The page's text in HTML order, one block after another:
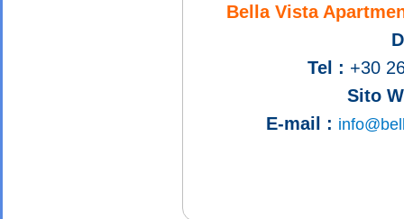
Bella Vista
Tel : +30
Sito
E-mail :